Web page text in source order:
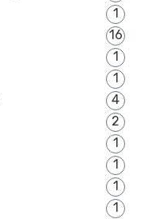
1
16
1
1
4
2
1
1
1
1